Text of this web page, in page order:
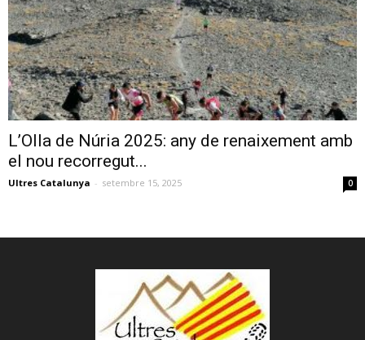
L’Olla de Núria 2025: any de renaixement amb
el nou recorregut...
Ultres Catalunya - setembre 15, 2025 0